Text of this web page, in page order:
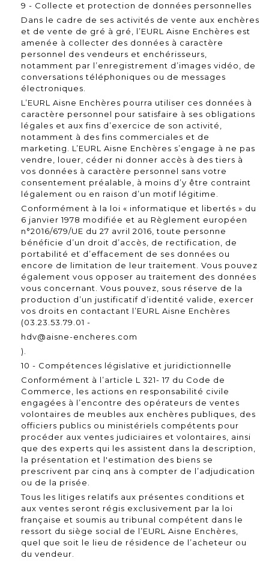
9 - Collecte et protection de données personnelles
Dans le cadre de ses activités de vente aux enchères
et de vente de gré à gré, l’EURL Aisne Enchères est
amenée à collecter des données à caractère
personnel des vendeurs et enchérisseurs,
notamment par l’enregistrement d’images vidéo, de
conversations téléphoniques ou de messages
électroniques.
L’EURL Aisne Enchères pourra utiliser ces données à
caractère personnel pour satisfaire à ses obligations
légales et aux fins d’exercice de son activité,
notamment à des fins commerciales et de
marketing. L’EURL Aisne Enchères s’engage à ne pas
vendre, louer, céder ni donner accès à des tiers à
vos données à caractère personnel sans votre
consentement préalable, à moins d’y être contraint
légalement ou en raison d’un motif légitime.
Conformément à la loi « informatique et libertés » du
6 janvier 1978 modifiée et au Règlement européen
n°2016/679/UE du 27 avril 2016, toute personne
bénéficie d’un droit d’accès, de rectification, de
portabilité et d’effacement de ses données ou
encore de limitation de leur traitement. Vous pouvez
également vous opposer au traitement des données
vous concernant. Vous pouvez, sous réserve de la
production d’un justificatif d’identité valide, exercer
vos droits en contactant l’EURL Aisne Enchères
(03.23.53.79.01 -
hdv@aisne-encheres.com
).
10 - Compétences législative et juridictionnelle
Conformément à l’article L 321- 17 du Code de
Commerce, les actions en responsabilité civile
engagées à l’encontre des opérateurs de ventes
volontaires de meubles aux enchères publiques, des
officiers publics ou ministériels compétents pour
procéder aux ventes judiciaires et volontaires, ainsi
que des experts qui les assistent dans la description,
la présentation et l'estimation des biens se
prescrivent par cinq ans à compter de l’adjudication
ou de la prisée.
Tous les litiges relatifs aux présentes conditions et
aux ventes seront régis exclusivement par la loi
française et soumis au tribunal compétent dans le
ressort du siège social de l’EURL Aisne Enchères,
quel que soit le lieu de résidence de l’acheteur ou
du vendeur.